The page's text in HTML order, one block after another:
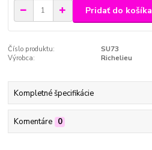
Pridať do košíka
Číslo produktu:
SU73
Výrobca:
Richelieu
Kompletné špecifikácie
Komentáre 0